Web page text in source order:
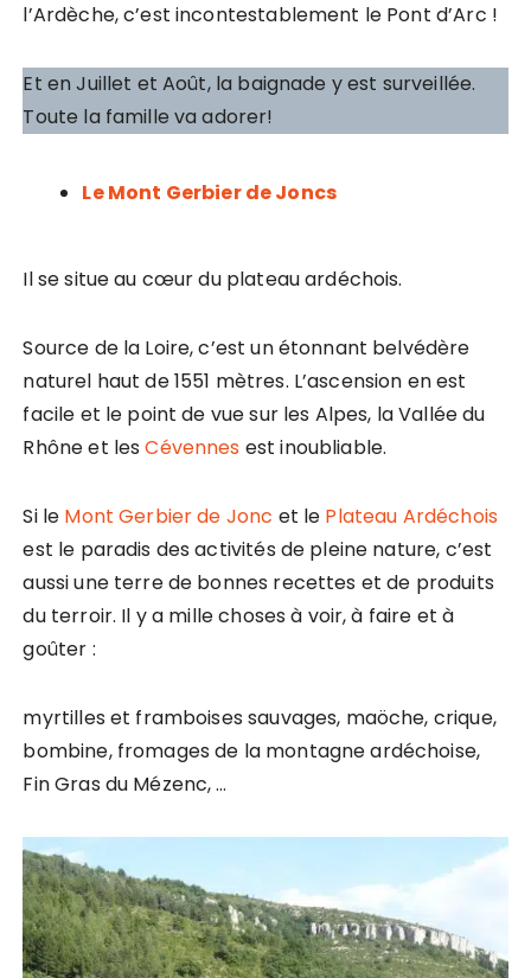
l’Ardèche, c’est incontestablement le Pont d’Arc !
Et en Juillet et Août, la baignade y est surveillée.
Toute la famille va adorer!
Le Mont Gerbier de Joncs
Il se situe au cœur du plateau ardéchois.
Source de la Loire, c’est un étonnant belvédère
naturel haut de 1551 mètres. L’ascension en est
facile et le point de vue sur les Alpes, la Vallée du
Rhône et lesCévennes est inoubliable.
Si le Mont Gerbier de Jonc et le Plateau Ardéchois
est le paradis des activités de pleine nature, c’est
aussi une terre de bonnes recettes et de produits
du terroir. Il y a mille choses à voir, à faire et à
goûter :
myrtilles et framboises sauvages, maöche, crique,
bombine, fromages de la montagne ardéchoise,
Fin Gras du Mézenc, …